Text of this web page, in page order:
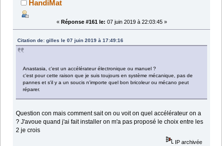
HandiMat
« Réponse #161 le: 07 juin 2019 à 22:03:45 »
Citation de: gilles le 07 juin 2019 à 17:49:16
Anastasia, c'est un accélérateur électronique ou manuel ?
c'est pour cette raison que je suis toujours en système mécanique, pas de
pannes et s'il y a un soucis n'importe quel bon bricoleur ou mécano peut
réparer.
Question con mais comment sait on ou voit on quel accélérateur on a
? J'avoue quand j'ai fait installer on m'a pas proposé le choix entre les
2 je crois
IP archivée